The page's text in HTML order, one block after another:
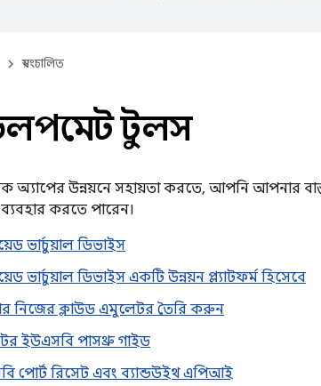
স্বয়ংচালিত
টুলস
অ্যাপের উন্নয়নে সহায়তা করতে, আপনি আপনার
করতে পারেন।
ভার্চুয়াল ডিভাইস
ভার্চুয়াল ডিভাইস একটি উন্নয়ন প্ল্যাটফর্ম হিসেবে
নিজের ক্লাউড এমুলেটর তৈরি করুন
ইউএসবি পাসথ্রু গাইড
পোর্ট রিসেট এবং ব্যান্ডউইথ এপিআই